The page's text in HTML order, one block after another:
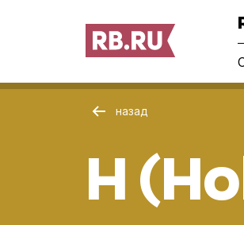
назад
H